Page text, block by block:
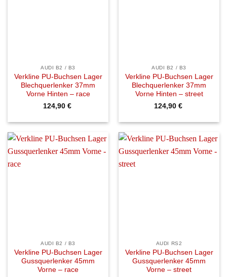
AUDI B2 / B3
Verkline PU-Buchsen Lager
Blechquerlenker 37mm
Vorne Hinten – race
124,90 €
AUDI B2 / B3
Verkline PU-Buchsen Lager
Blechquerlenker 37mm
Vorne Hinten – street
124,90 €
AUDI B2 / B3
Verkline PU-Buchsen Lager
Gussquerlenker 45mm
Vorne – race
AUDI RS2
Verkline PU-Buchsen Lager
Gussquerlenker 45mm
Vorne – street